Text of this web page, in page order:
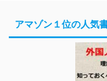
アマゾン１位の人気